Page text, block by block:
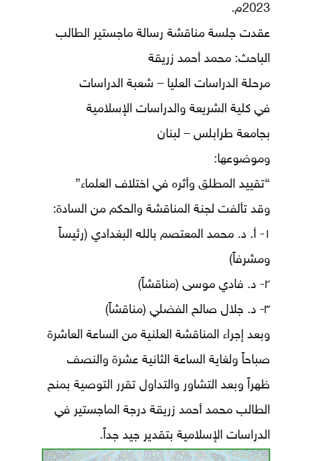
2023م.
عقدت جلسة مناقشة رسالة ماجستير الطالب
الباحث: محمد أحمد زريقة
مرحلة الدراسات العليا – شعبة الدراسات
في كلية الشريعة والدراسات الإسلامية
بجامعة طرابلس – لبنان
وموضوعها:
“تقييد المطلق وأثره في اختلاف العلماء”
وقد تألفت لجنة المناقشة والحكم من السادة:
١- أ. د. محمد المعتصم بالله البغدادي (رئيساً
ومشرفاً)
٢- د. فادي موسى (مناقشاً)
٣- د. جلال صالح الفضلي (مناقشاً)
وبعد إجراء المناقشة العلنية من الساعة العاشرة
صباحاً ولغاية الساعة الثانية عشرة والنصف
ظهراً وبعد التشاور والتداول تقرر التوصية بمنح
الطالب محمد أحمد زريقة درجة الماجستير في
الدراسات الإسلامية بتقدير جيد جداً.